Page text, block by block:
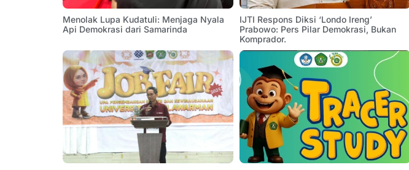
Menolak Lupa Kudatuli: Menjaga Nyala
Api Demokrasi dari Samarinda
IJTI Respons Diksi ‘Londo Ireng’
Prabowo: Pers Pilar Demokrasi, Bukan
Komprador.